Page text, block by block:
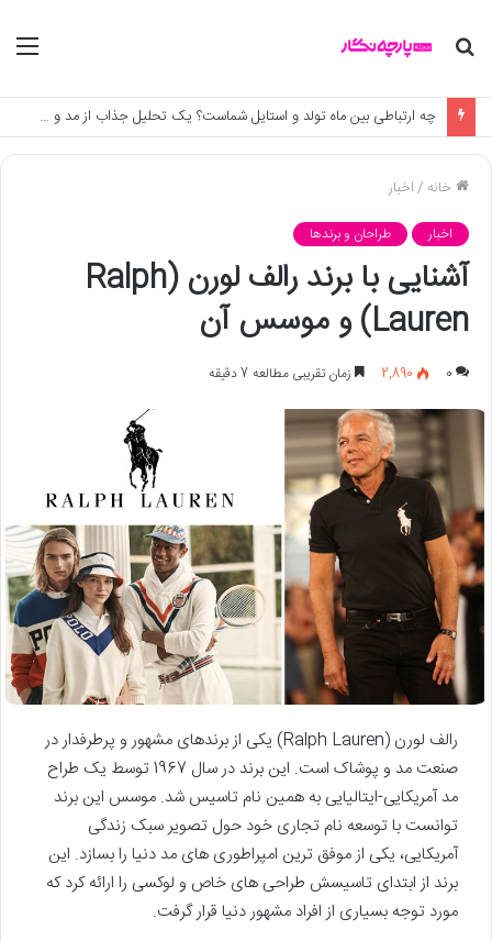
جستجو
چه پارچه ای برای دوخت لباس زیر مناسب است + الگو و راهنما
خانه /اخبار
اخبار طراحان و برندها
آشنایی با برند رالف لورن (Ralph
Lauren) و موسس آن
0
2,890 زمان تقریبی مطالعه 7 دقیقه
رالف لورن (Ralph Lauren) یکی از برندهای مشهور و پرطرفدار در
صنعت مد و پوشاک است. این برند در سال 1967 توسط یک طراح
مد آمریکایی-ایتالیایی به همین نام تاسیس شد. موسس این برند
توانست با توسعه نام تجاری خود حول تصویر سبک زندگی
آمریکایی، یکی از موفق ترین امپراطوری های مد دنیا را بسازد. این
برند از ابتدای تاسیسش طراحی های خاص و لوکسی را ارائه کرد که
مورد توجه بسیاری از افراد مشهور دنیا قرار گرفت.